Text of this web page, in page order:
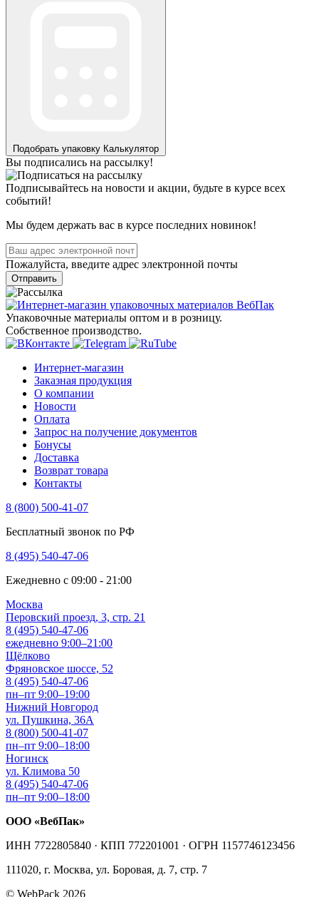
Подобрать упаковку Калькулятор
Вы подписались на рассылку!
Подписывайтесь на новости и акции, будьте в курсе всех
событий!
Мы будем держать вас в курсе последних новинок!
Пожалуйста, введите адрес электронной почты
Отправить
Упаковочные материалы оптом и в розницу.
Собственное производство.
Интернет-магазин
Заказная продукция
О компании
Новости
Оплата
Запрос на получение документов
Бонусы
Доставка
Возврат товара
Контакты
8 (800) 500-41-07
Бесплатный звонок по РФ
8 (495) 540-47-06
Ежедневно с 09:00 - 21:00
Москва
Перовский проезд, 3, стр. 21
8 (495) 540-47-06
ежедневно 9:00–21:00
Щёлково
Фряновское шоссе, 52
8 (495) 540-47-06
пн–пт 9:00–19:00
Нижний Новгород
ул. Пушкина, 36А
8 (800) 500-41-07
пн–пт 9:00–18:00
Ногинск
ул. Климова 50
8 (495) 540-47-06
пн–пт 9:00–18:00
ООО «ВебПак»
ИНН 7722805840 · КПП 772201001 · ОГРН 1157746123456
111020, г. Москва, ул. Боровая, д. 7, стр. 7
© WebPack 2026